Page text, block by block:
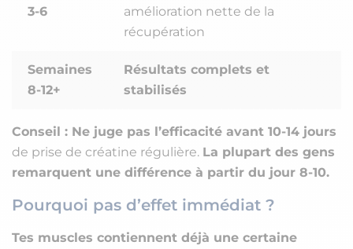
3-6
amélioration nette de la
récupération
Semaines
8-12+
Résultats complets et
stabilisés
Conseil : Ne juge pas l’efficacité avant 10-14 jours
de prise de créatine régulière. La plupart des gens
remarquent une différence à partir du jour 8-10.
Pourquoi pas d’effet immédiat ?
Tes muscles contiennent déjà une certaine